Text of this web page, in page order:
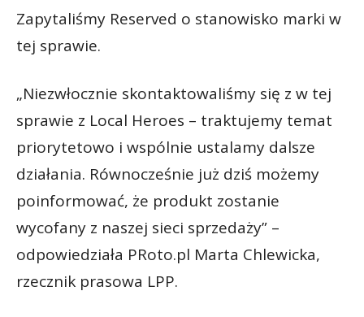
Zapytaliśmy Reserved o stanowisko marki w
tej sprawie.
„Niezwłocznie skontaktowaliśmy się z w tej
sprawie z Local Heroes – traktujemy temat
priorytetowo i wspólnie ustalamy dalsze
działania. Równocześnie już dziś możemy
poinformować, że produkt zostanie
wycofany z naszej sieci sprzedaży” –
odpowiedziała PRoto.pl Marta Chlewicka,
rzecznik prasowa LPP.